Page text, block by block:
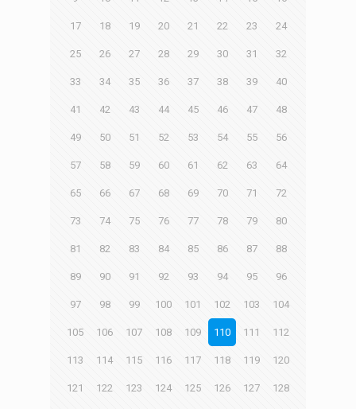
17 18 19 20 21 22 23 24
25 26 27 28 29 30 31 32
33 34 35 36 37 38 39 40
41 42 43 44 45 46 47 48
49 50 51 52 53 54 55 56
57 58 59 60 61 62 63 64
65 66 67 68 69 70 71 72
73 74 75 76 77 78 79 80
81 82 83 84 85 86 87 88
89 90 91 92 93 94 95 96
97 98 99 100 101 102 103 104
105 106 107 108 109 110 111 112
113 114 115 116 117 118 119 120
121 122 123 124 125 126 127 128